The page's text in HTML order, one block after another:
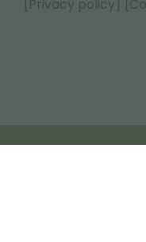
[Privacy policy]